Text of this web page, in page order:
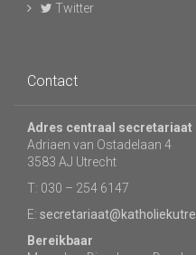
Twitter
Contact
Adres centraal secretariaat
Adriaen van Ostadelaan 4
3583 AJ Utrecht
T: 030 – 254 6147
E:
Bereikbaar